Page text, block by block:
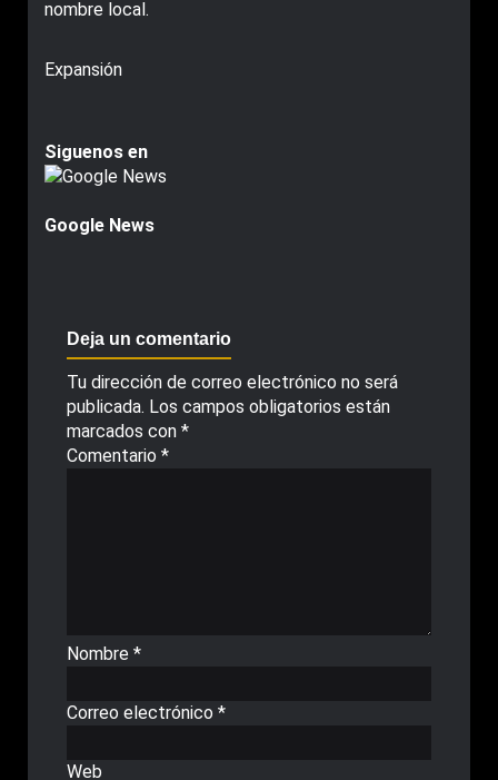
nombre local.
Expansión
Siguenos en
Google News
Deja un comentario
Tu dirección de correo electrónico no será
publicada. Los campos obligatorios están
marcados con *
Comentario *
Nombre *
Correo electrónico *
Web